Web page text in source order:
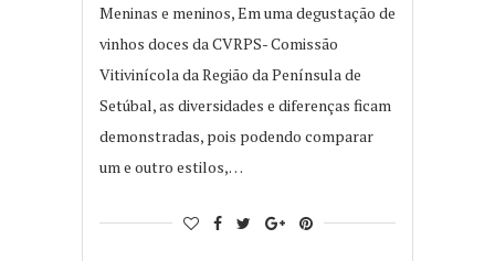
Meninas e meninos, Em uma degustação de
vinhos doces da CVRPS- Comissão
Vitivinícola da Região da Península de
Setúbal, as diversidades e diferenças ficam
demonstradas, pois podendo comparar
um e outro estilos,…